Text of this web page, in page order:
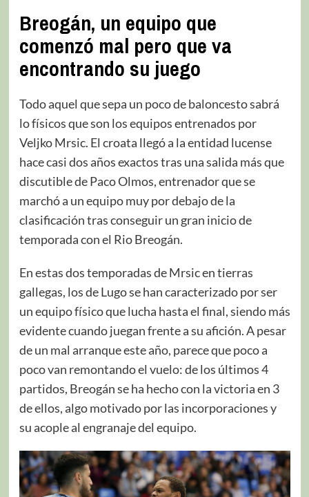
Breogán, un equipo que
comenzó mal pero que va
encontrando su juego
Todo aquel que sepa un poco de baloncesto sabrá
lo físicos que son los equipos entrenados por
Veljko Mrsic. El croata llegó a la entidad lucense
hace casi dos años exactos tras una salida más que
discutible de Paco Olmos, entrenador que se
marchó a un equipo muy por debajo de la
clasificación tras conseguir un gran inicio de
temporada con el Rio Breogán.
En estas dos temporadas de Mrsic en tierras
gallegas, los de Lugo se han caracterizado por ser
un equipo físico que lucha hasta el final, siendo más
evidente cuando juegan frente a su afición. A pesar
de un mal arranque este año, parece que poco a
poco van remontando el vuelo: de los últimos 4
partidos, Breogán se ha hecho con la victoria en 3
de ellos, algo motivado por las incorporaciones y
su acople al engranaje del equipo.